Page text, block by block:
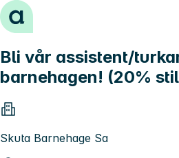
Hopp til innhold
Bli vår assistent/
barnehagen! (20%
Skuta Barnehage Sa